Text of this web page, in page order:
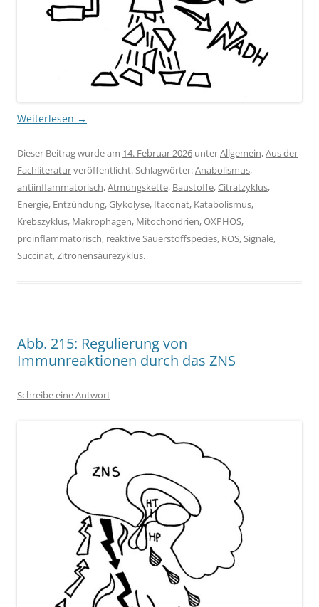
Weiterlesen →
Dieser Beitrag wurde am 14. Februar 2026 unterAllgemein,Aus der
Fachliteraturveröffentlicht. Schlagwörter:Anabolismus,
antiinflammatorisch,Atmungskette, Baustoffe,Citratzyklus,
Energie, Entzündung,Glykolyse, Itaconat, Katabolismus,
Krebszyklus, Makrophagen, Mitochondrien,OXPHOS,
proinflammatorisch, reaktive Sauerstoffspecies, ROS,Signale,
Succinat,Zitronensäurezyklus.
Abb. 215: Regulierung von
Immunreaktionen durch das ZNS
Schreibe eine Antwort